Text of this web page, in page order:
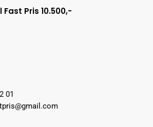
Pris 10.500,-
01